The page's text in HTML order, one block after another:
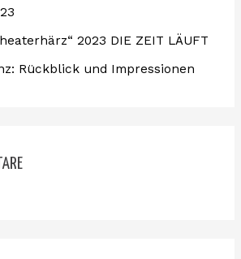
2023 DIE ZEIT LÄUFT
Rückblick und Impressionen